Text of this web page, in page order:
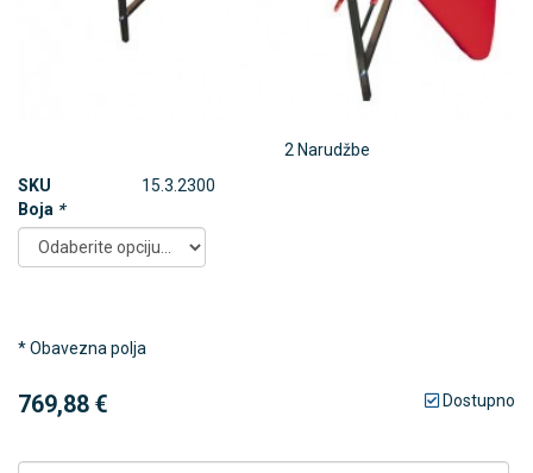
2 Narudžbe
SKU
15.3.2300
Boja *
* Obavezna polja
769,88 € Dostupno